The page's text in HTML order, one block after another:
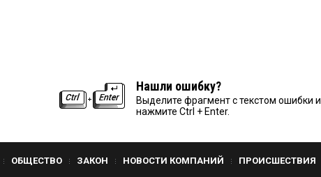
Нашли ошибку?
Выделите фрагмент с текстом ошибки и
нажмите Ctrl + Enter.
ОБЩЕСТВО ЗАКОН НОВОСТИ КОМПАНИЙ ПРОИСШЕСТВИЯ